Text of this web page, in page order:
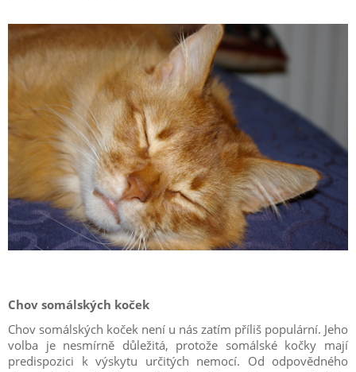
Chov somálských koček
Chov somálských koček není u nás zatím příliš populární. Jeho
volba je nesmírně důležitá, protože somálské kočky mají
predispozici k výskytu určitých nemocí. Od odpovědného